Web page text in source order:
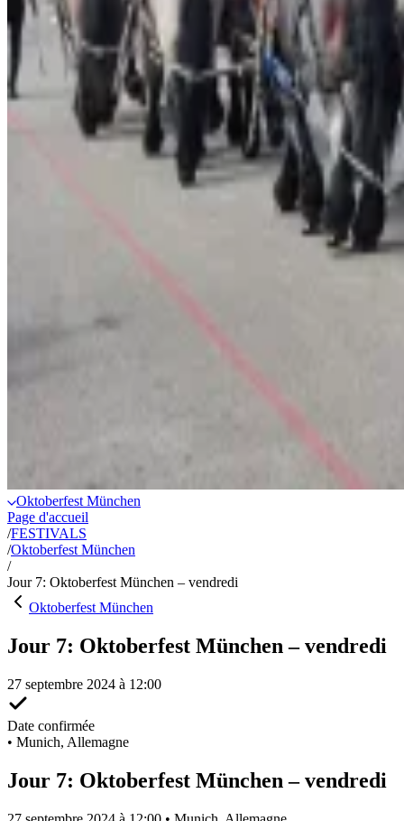
Oktoberfest München
Page d'accueil
/FESTIVALS
/Oktoberfest München
/
Jour 7: Oktoberfest München – vendredi
Oktoberfest München
Jour 7: Oktoberfest München – vendredi
27 septembre 2024 à 12:00
Date confirmée
• Munich, Allemagne
Jour 7: Oktoberfest München – vendredi